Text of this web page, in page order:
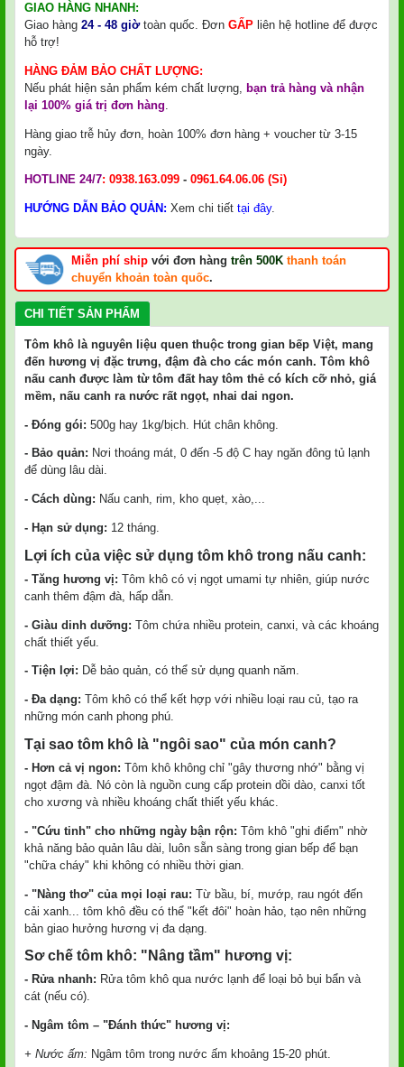
GIAO HÀNG NHANH:
Giao hàng 24 - 48 giờtoàn quốc. Đơn GẤP liên hệ hotline để được
hỗ trợ!
HÀNG ĐẢM BẢO CHẤT LƯỢNG:
Nếu phát hiện sản phẩm kém chất lượng,
bạn trả hàng và nhận
lại 100% giá trị đơn hàng
Hàng giao trễ hủy đơn, hoàn 100% đơn hàng + voucher từ 3-15
ngày.
HOTLINE 24/7: 0938.163.099 - 0961.64.06.06 (Sỉ)
HƯỚNG DẪN BẢO QUẢN: Xem chi tiết tại đây.
Miễn phí ship với đơn hàng trên 500K thanh toán
chuyển khoản toàn quốc.
CHI TIẾT SẢN PHẨM
Tôm khô là nguyên liệu quen thuộc trong gian bếp Việt, mang
đến hương vị đặc trưng, đậm đà cho các món canh. Tôm khô
nấu canh được làm từ tôm đất hay tôm thẻ có kích cỡ nhỏ, giá
mềm, nấu canh ra nước rất ngọt, nhai dai ngon.
- Đóng gói: 500g hay 1kg/bịch. Hút chân không.
- Bảo quản: Nơi thoáng mát, 0 đến -5 độ C hay ngăn đông tủ lạnh
để dùng lâu dài.
- Cách dùng: Nấu canh, rim, kho quẹt, xào,...
- Hạn sử dụng: 12 tháng.
Lợi ích của việc sử dụng tôm khô trong nấu canh:
- Tăng hương vị: Tôm khô có vị ngọt umami tự nhiên, giúp nước
canh thêm đậm đà, hấp dẫn.
- Giàu dinh dưỡng: Tôm chứa nhiều protein, canxi, và các khoáng
chất thiết yếu.
- Tiện lợi: Dễ bảo quản, có thể sử dụng quanh năm.
- Đa dạng: Tôm khô có thể kết hợp với nhiều loại rau củ, tạo ra
những món canh phong phú.
Tại sao tôm khô là "ngôi sao" của món canh?
- Hơn cả vị ngon: Tôm khô không chỉ "gây thương nhớ" bằng vị
ngọt đậm đà. Nó còn là nguồn cung cấp protein dồi dào, canxi tốt
cho xương và nhiều khoáng chất thiết yếu khác.
- "Cứu tinh" cho những ngày bận rộn: Tôm khô "ghi điểm" nhờ
khả năng bảo quản lâu dài, luôn sẵn sàng trong gian bếp để bạn
"chữa cháy" khi không có nhiều thời gian.
- "Nàng thơ" của mọi loại rau: Từ bầu, bí, mướp, rau ngót đến
cải xanh... tôm khô đều có thể "kết đôi" hoàn hảo, tạo nên những
bản giao hưởng hương vị đa dạng.
Sơ chế tôm khô: "Nâng tầm" hương vị:
- Rửa nhanh: Rửa tôm khô qua nước lạnh để loại bỏ bụi bẩn và
cát (nếu có).
- Ngâm tôm – "Đánh thức" hương vị:
+ Nước ấm: Ngâm tôm trong nước ấm khoảng 15-20 phút.